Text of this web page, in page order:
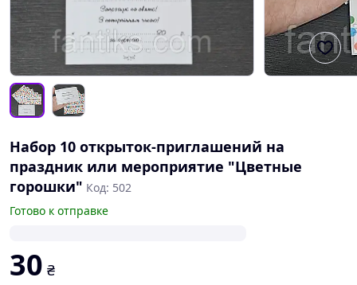
Набор 10 открыток-приглашений на
праздник или мероприятие "Цветные
горошки" Код: 502
Готово к отправке
30 ₴